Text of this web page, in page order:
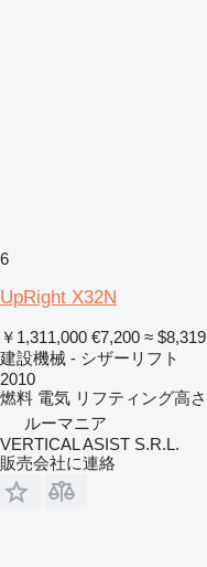
6
UpRight X32N
￥1,311,000 €7,200 ≈ $8,319
建設機械 - シザーリフト
2010
燃料 電気 リフティング高さ
ルーマニア
VERTICAL ASIST S.R.L.
販売会社に連絡